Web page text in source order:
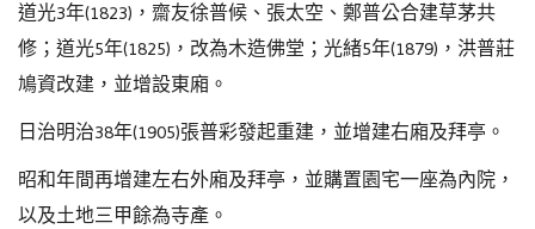
道光3年(1823)，齋友徐普候、張太空、鄭普公合建草茅共
修；道光5年(1825)，改為木造佛堂；光緒5年(1879)，洪普莊
鳩資改建，並增設東廂。
日治明治38年(1905)張普彩發起重建，並增建右廂及拜亭。
昭和年間再增建左右外廂及拜亭，並購置園宅一座為內院，
以及土地三甲餘為寺產。